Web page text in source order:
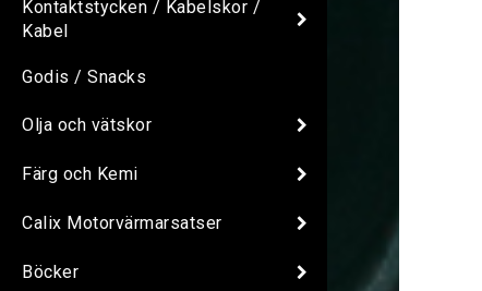
Kontaktstycken / Kabelskor /
Kabel
Godis / Snacks
Olja och vätskor
Färg och Kemi
Calix Motorvärmarsatser
Böcker